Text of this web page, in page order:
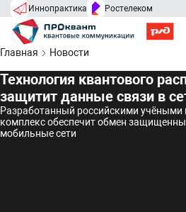
Иннопрактика Ростелеком
Главная Новости
Технология квантового
защитит данные связи в
Разработанный российскими
комплекс обеспечит обмен
мобильные сети